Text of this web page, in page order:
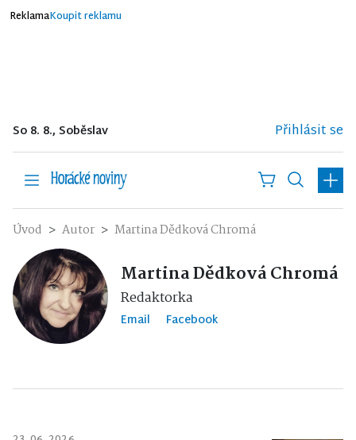
ReklamaKoupit reklamu
So 8. 8., Soběslav Přihlásit se
Úvod Autor Martina Dědková Chromá
Martina Dědková Chromá
Redaktorka
Email Facebook